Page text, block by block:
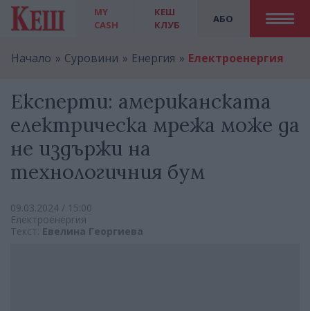
MY
CASH
АБО
КЕШ
КЛУБ
Начало Суровини Енергия Електроенергия
Експерти: американската
електрическа мрежа може да
не издържи на
технологичния бум
09.03.2024 / 15:00
Електроенергия
Текст: Евелина Георгиева